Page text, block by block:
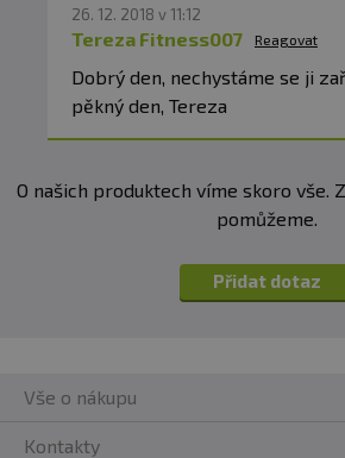
26. 12. 2018 v 11:12
Tereza Fitness007 Reagovat
Dobrý den, nechystáme se ji
pěkný den, Tereza
O našich produktech víme skoro vše.
pomůžeme.
Přidat dotaz
Vše o nákupu
Kontakty